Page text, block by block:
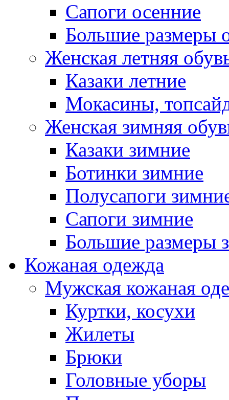
Сапоги осенние
Большие размеры
Женская летняя
Казаки летние
Мокасины,
Женская зимняя
Казаки зимние
Ботинки зимние
Полусапоги
Сапоги зимние
Большие размеры
Кожаная одежда
Мужская кожаная
Куртки, косухи
Жилеты
Брюки
Головные уборы